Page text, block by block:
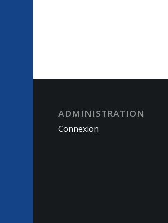
ADMINISTRATION
Connexion